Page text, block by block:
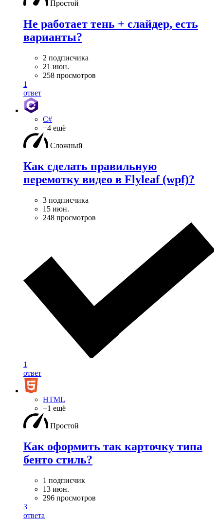
Простой
Не работает тень + слайдер, есть
варианты?
2 подписчика
21 июн.
258 просмотров
1
ответ
C#
+4 ещё
Сложный
Как сделать правильную
перемотку видео в Flyleaf (wpf)?
3 подписчика
15 июн.
248 просмотров
1
ответ
HTML
+1 ещё
Простой
Как оформить так карточку типа
бенто стиль?
1 подписчик
13 июн.
296 просмотров
3
ответа